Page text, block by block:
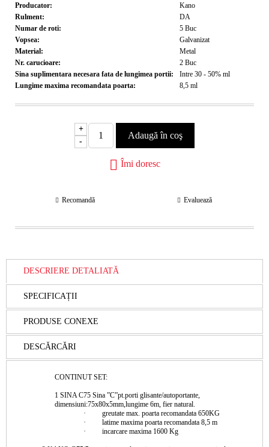
Producator:
Kano
Rulment:
DA
Numar de roti:
5 Buc
Vopsea:
Galvanizat
Material:
Metal
Nr. carucioare:
2 Buc
Sina suplimentara necesara fata de lungimea portii:
Intre 30 - 50% ml
Lungime maxima recomandata poarta:
8,5 ml
+
-
Îmi doresc
Recomandă Evaluează
DESCRIERE DETALIATĂ
SPECIFICAȚII
PRODUSE CONEXE
DESCĂRCĂRI
CONTINUT SET:
1 SINA C75 Sina ”C”pt.porti glisante/autoportante,
dimensiuni:75x80x5mm,lungime 6m, fier natural.
· greutate max. poarta recomandata 650KG
· latime maxima poarta recomandata 8,5 m
· incarcare maxima 1600 Kg